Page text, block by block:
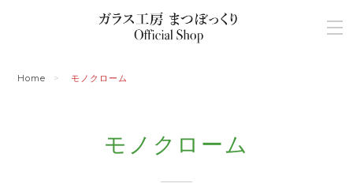
Home モノクローム
モノクローム